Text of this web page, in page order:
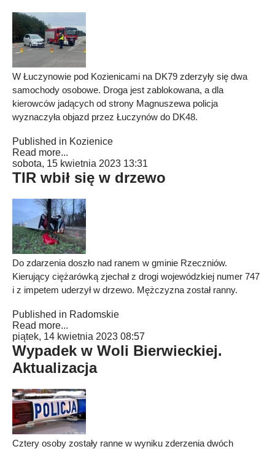
W Łuczynowie pod Kozienicami na DK79 zderzyły się dwa
samochody osobowe. Droga jest zablokowana, a dla
kierowców jadących od strony Magnuszewa policja
wyznaczyła objazd przez Łuczynów do DK48.
Published in Kozienice
Read more...
sobota, 15 kwietnia 2023 13:31
TIR wbił się w drzewo
Do zdarzenia doszło nad ranem w gminie Rzeczniów.
Kierujący ciężarówką zjechał z drogi wojewódzkiej numer 747
i z impetem uderzył w drzewo. Mężczyzna został ranny.
Published in Radomskie
Read more...
piątek, 14 kwietnia 2023 08:57
Wypadek w Woli Bierwieckiej.
Aktualizacja
Cztery osoby zostały ranne w wyniku zderzenia dwóch